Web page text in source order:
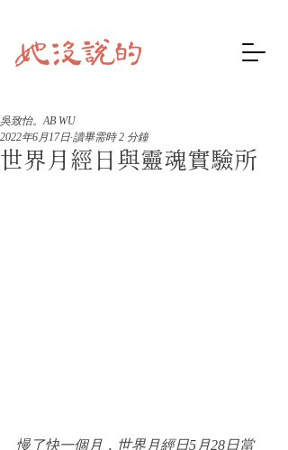
世界月經日與靈魂實驗所
吳致怡。AB WU
2022年6月17日 讀畢需時 2 分鐘
慢了快一個月，世界月經日5月28日當